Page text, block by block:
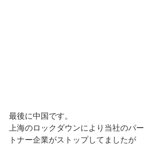
最後に中国です。
上海のロックダウンにより当社のパー
トナー企業がストップしてましたが